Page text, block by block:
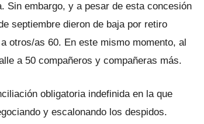
Sin embargo, y a pesar de esta concesión
septiembre dieron de baja por retiro
otros/as 60. En este mismo momento, al
a 50 compañeros y compañeras más.
obligatoria indefinida en la que
y escalonando los despidos.